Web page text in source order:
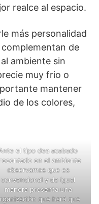
realce al espacio.
más personalidad
de
ambiente sin
muy frio o
mantener
de los colores,
el tipo dea acabado
en el ambiente
observamos que es
convencional y de igual
manera presenta una
que hará que